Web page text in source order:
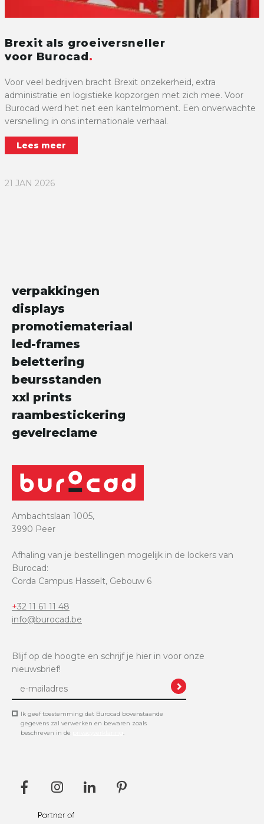
Brexit als groeiversneller
voor Burocad
Voor veel bedrijven bracht Brexit onzekerheid, extra
administratie en logistieke kopzorgen met zich mee. Voor
Burocad werd het net een kantelmoment. Een onverwachte
versnelling in ons internationale verhaal.
Lees meer
21 JAN 2026
Blijf op de hoogte en schrijf je hier in voor onze
nieuwsbrief!
Ik geef toestemming dat Burocad bovenstaande
gegevens zal verwerken en bewaren zoals
beschreven in de
.
Ambachtslaan 1005,
3990 Peer
Afhaling van je bestellingen mogelijk in de lockers van
Burocad:
Corda Campus Hasselt, Gebouw 6
+32 11 61 11 48
info@burocad.be
verpakkingen
displays
promotiemateriaal
led-frames
belettering
beursstanden
xxl prints
raambestickering
gevelreclame